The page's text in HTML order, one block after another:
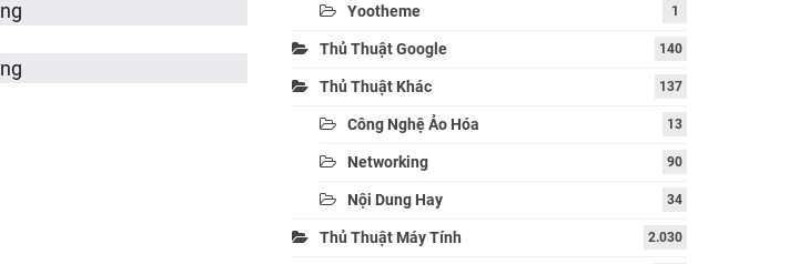
Yootheme 1
Thủ Thuật Google 140
Thủ Thuật Khác 137
Công Nghệ Ảo Hóa 13
Networking 90
Nội Dung Hay 34
Thủ Thuật Máy Tính 2.030